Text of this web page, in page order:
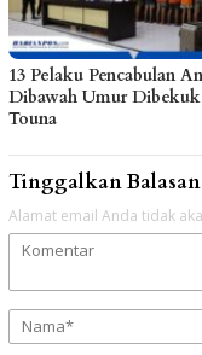
13 Pelaku Pencabulan
Dibawah Umur Dibekuk
Touna
Tinggalkan Balasan
Alamat email Anda tidak